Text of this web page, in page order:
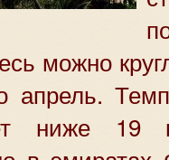
можно
апрель.
ниже 19